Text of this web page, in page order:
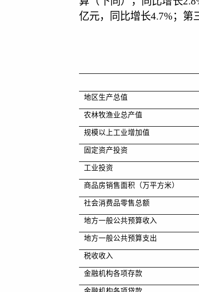
亿元，同比增长4.7%；第
地区生产总值
农林牧渔业总产值
规模以上工业增加值
固定资产投资
工业投资
商品房销售面积（万平方米）
社会消费品零售总额
地方一般公共预算收入
地方一般公共预算支出
税收收入
金融机构各项存款